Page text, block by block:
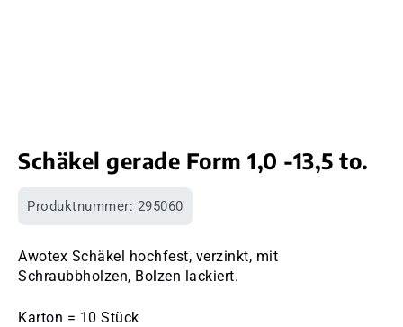
Schäkel gerade Form 1,0 -13,5 to.
Produktnummer: 295060
Awotex Schäkel hochfest, verzinkt, mit
Schraubbholzen, Bolzen lackiert.
Karton = 10 Stück